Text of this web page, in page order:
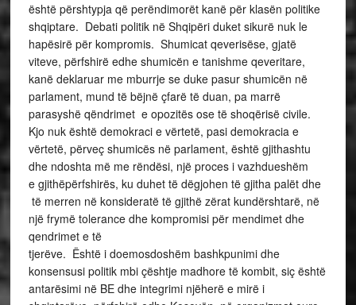
është përshtypja që perëndimorët kanë për klasën politike
shqiptare. Debati politik në Shqipëri duket sikurë nuk le
hapësirë për kompromis. Shumicat qeverisëse, gjatë
viteve, përfshirë edhe shumicën e tanishme qeveritare,
kanë deklaruar me mburrje se duke pasur shumicën në
parlament, mund të bëjnë çfarë të duan, pa marrë
parasyshë qëndrimet e opozitës ose të shoqërisë civile.
Kjo nuk është demokraci e vërtetë, pasi demokracia e
vërtetë, përveç shumicës në parlament, është gjithashtu
dhe ndoshta më me rëndësi, një proces i vazhdueshëm
e gjithëpërfshirës, ku duhet të dëgjohen të gjitha palët dhe
të merren në konsideratë të gjithë zërat kundërshtarë, në
një frymë tolerance dhe kompromisi për mendimet dhe
qendrimet e të
tjerëve. Është i doemosdoshëm bashkpunimi dhe
konsensusi politik mbi çështje madhore të kombit, siç është
antarësimi në BE dhe integrimi njëherë e mirë i